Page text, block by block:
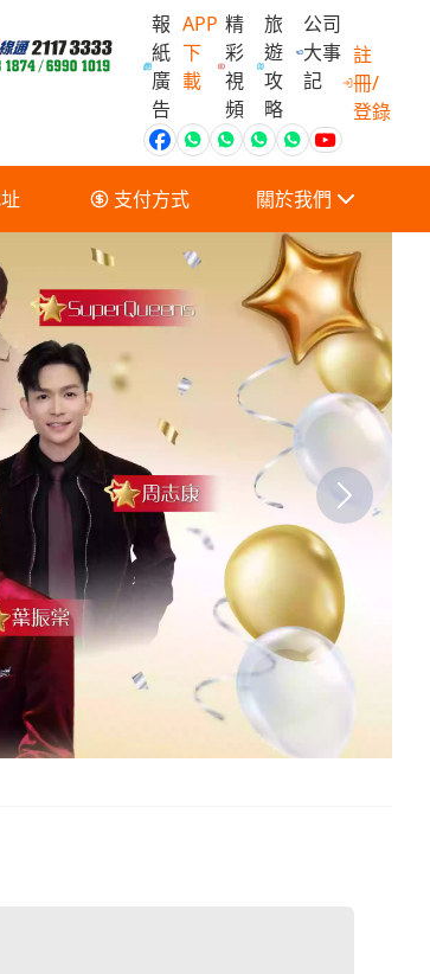
報
紙
廣
告
APP
下
載
精
彩
視
頻
旅
遊
攻
略
公司
大事
記
會員獨家
註
冊/
登錄
支付方式 關於我們
關於我們
服務條款及細則
遊、跨省巴士服務、東南亞旅遊及郵輪